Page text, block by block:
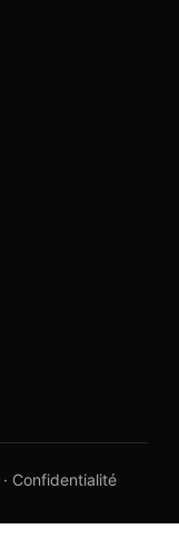
· Confidentialité